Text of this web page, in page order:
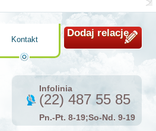
Dodaj relację
Kontakt
Infolinia
(22) 487 55 85
Pn.-Pt. 8-19;So-Nd. 9-19